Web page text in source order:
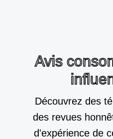
Avis
Découvrez des
des revues
d'expérience de